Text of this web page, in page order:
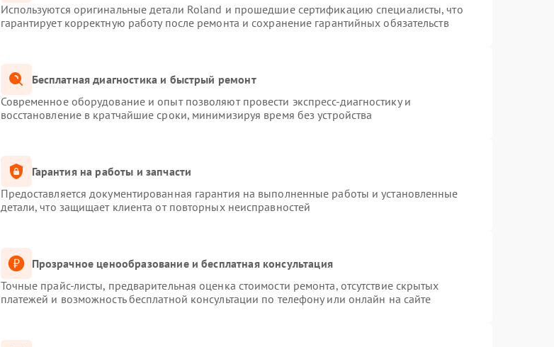
Используются оригинальные детали Roland и прошедшие сертификацию специалисты, что
гарантирует корректную работу после ремонта и сохранение гарантийных обязательств
Бесплатная диагностика и быстрый ремонт
Современное оборудование и опыт позволяют провести экспресс-диагностику и
восстановление в кратчайшие сроки, минимизируя время без устройства
Гарантия на работы и запчасти
Предоставляется документированная гарантия на выполненные работы и установленные
детали, что защищает клиента от повторных неисправностей
Прозрачное ценообразование и бесплатная консультация
Точные прайс-листы, предварительная оценка стоимости ремонта, отсутствие скрытых
платежей и возможность бесплатной консультации по телефону или онлайн на сайте